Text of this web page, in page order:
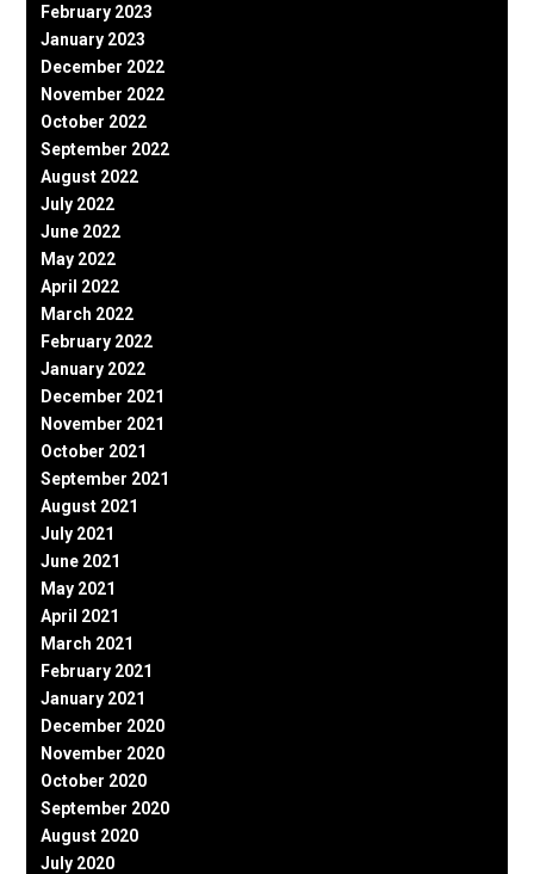
February 2023
January 2023
December 2022
November 2022
October 2022
September 2022
August 2022
July 2022
June 2022
May 2022
April 2022
March 2022
February 2022
January 2022
December 2021
November 2021
October 2021
September 2021
August 2021
July 2021
June 2021
May 2021
April 2021
March 2021
February 2021
January 2021
December 2020
November 2020
October 2020
September 2020
August 2020
July 2020